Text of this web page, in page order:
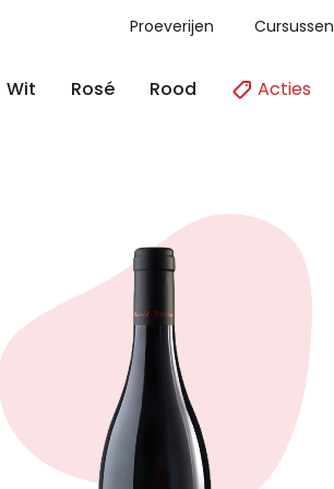
Proeverijen Cursussen
Wit Rosé Rood Acties